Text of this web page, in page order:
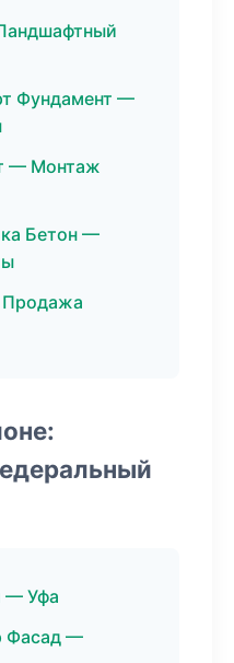
Фундамент —
— Монтаж
Бетон —
— Уфа
Фасад —